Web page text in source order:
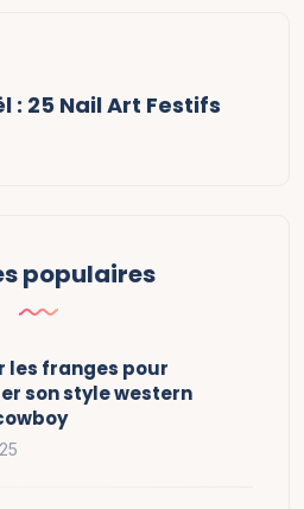
: 25 Nail Art Festifs
populaires
les franges pour
son style western